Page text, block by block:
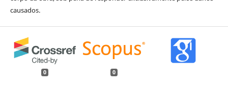
causados.
0 0